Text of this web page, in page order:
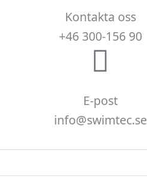
Kontakta oss
+46 300-156 90
E-post
info@swimtec.se